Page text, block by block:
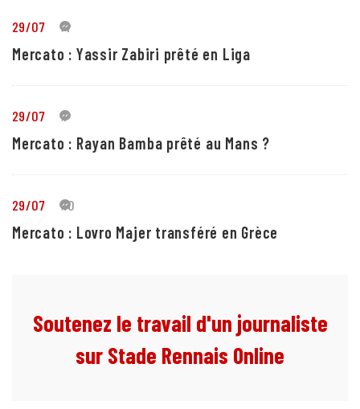
29/07 4
Mercato : Yassir Zabiri prêté en Liga
29/07 1
Mercato : Rayan Bamba prêté au Mans ?
29/07 10
Mercato : Lovro Majer transféré en Grèce
Soutenez le travail d'un journaliste
sur Stade Rennais Online